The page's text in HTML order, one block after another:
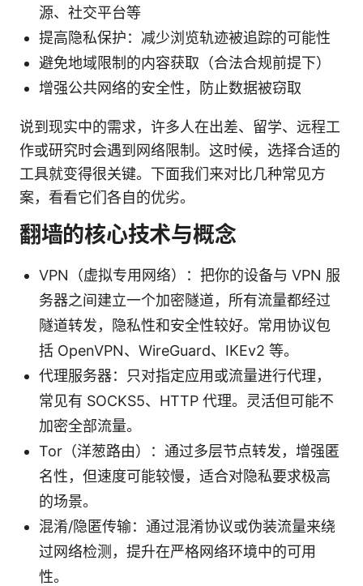
源、社交平台等
提高隐私保护：减少浏览轨迹被追踪的可能性
避免地域限制的内容获取（合法合规前提下）
增强公共网络的安全性，防止数据被窃取
说到现实中的需求，许多人在出差、留学、远程工
作或研究时会遇到网络限制。这时候，选择合适的
工具就变得很关键。下面我们来对比几种常见方
案，看看它们各自的优劣。
翻墙的核心技术与概念
VPN（虚拟专用网络）：把你的设备与 VPN 服
务器之间建立一个加密隧道，所有流量都经过
隧道转发，隐私性和安全性较好。常用协议包
括 OpenVPN、WireGuard、IKEv2 等。
代理服务器：只对指定应用或流量进行代理，
常见有 SOCKS5、HTTP 代理。灵活但可能不
加密全部流量。
Tor（洋葱路由）：通过多层节点转发，增强匿
名性，但速度可能较慢，适合对隐私要求极高
的场景。
混淆/隐匿传输：通过混淆协议或伪装流量来绕
过网络检测，提升在严格网络环境中的可用
性。